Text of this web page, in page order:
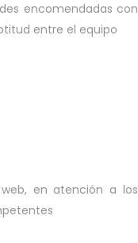
encomendadas con
entre el equipo
en atención a los